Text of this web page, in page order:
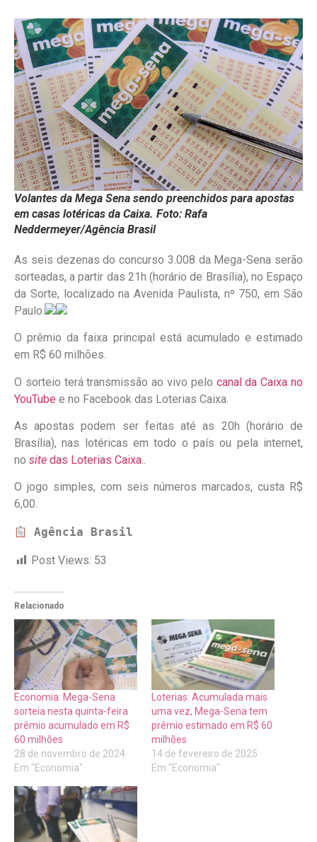
Volantes da Mega Sena sendo preenchidos para apostas
em casas lotéricas da Caixa. Foto: Rafa
Neddermeyer/Agência Brasil
As seis dezenas do concurso 3.008 da Mega-Sena serão
sorteadas, a partir das 21h (horário de Brasília), no Espaço
da Sorte, localizado na Avenida Paulista, nº 750, em São
Paulo.
O prêmio da faixa principal está acumulado e estimado
em R$ 60 milhões.
O sorteio terá transmissão ao vivo pelo canal da Caixa no
YouTube e no Facebook das Loterias Caixa.
As apostas podem ser feitas até as 20h (horário de
Brasília), nas lotéricas em todo o país ou pela internet,
no site das Loterias Caixa..
O jogo simples, com seis números marcados, custa R$
6,00.
Agência Brasil
Post Views: 53
Relacionado
Economia: Mega-Sena
sorteia nesta quinta-feira
prêmio acumulado em R$
60 milhões
28 de novembro de 2024
Em "Economia"
Loterias: Acumulada mais
uma vez, Mega-Sena tem
prêmio estimado em R$ 60
milhões
14 de fevereiro de 2025
Em "Economia"